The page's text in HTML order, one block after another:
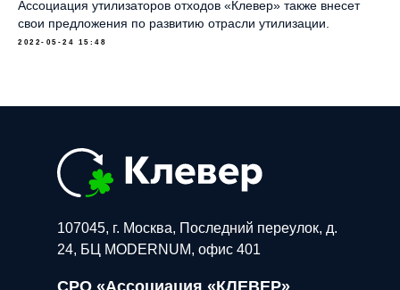
Ассоциация утилизаторов отходов «Клевер» также внесет
свои предложения по развитию отрасли утилизации.
2022-05-24 15:48
107045, г. Москва, Последний переулок, д.
24, БЦ MODERNUM, офис 401
СРО «Ассоциация «КЛЕВЕР»